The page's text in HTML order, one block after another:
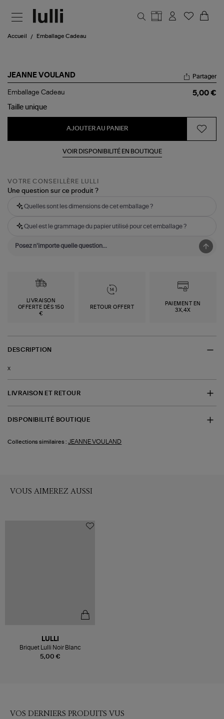
Accueil Emballage Cadeau
JEANNE VOULAND
Emballage
Partager
Emballage Cadeau
5,00 €
Taille unique
AJOUTER AU PANIER
VOIR DISPONIBILITÉ EN BOUTIQUE
VOTRE CONSEILLÈRE LULLI
Une question sur ce produit ?
Quelles sont les dimensions de cet emballage ?
Quel est le grammage du papier utilisé pour cet emballage ?
LIVRAISON
OFFERTE DÈS 150
€
RETOUR OFFERT
PAIEMENT EN
3X,4X
DESCRIPTION
x
LIVRAISON ET RETOUR
DISPONIBILITÉ BOUTIQUE
Collections similaires : JEANNE VOULAND
VOUS AIMEREZ AUSSI
5,00 €
LULLI
Briquet Lulli Noir Blanc
VOS DERNIERS PRODUITS VUS